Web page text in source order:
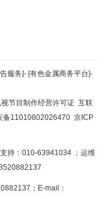
服务]- [有色金属商务平台]-
节目制作经营许可证 互联
备11010802026470 京ICP
持：010-63941034 ；运维
；E-mail：